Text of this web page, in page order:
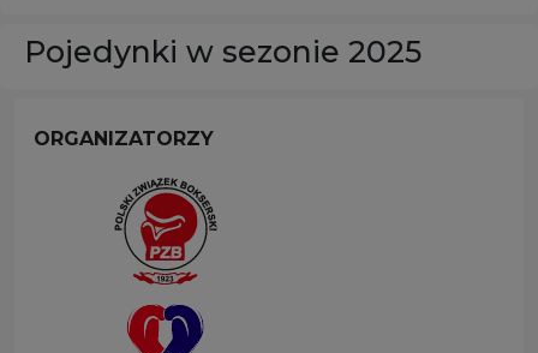
Pojedynki w sezonie 2025
ORGANIZATORZY